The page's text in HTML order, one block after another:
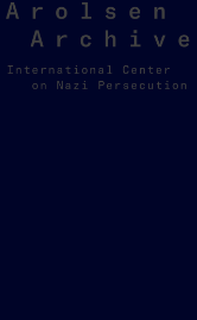
Arolsen
Archives